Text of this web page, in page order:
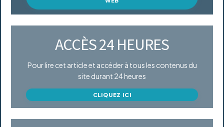
ACCÈS 24 HEURES
Pour lire cet article et accéder à tous les contenus du
site durant 24 heures
CLIQUEZ ICI